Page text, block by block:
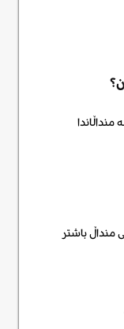
منداڵ باشتر